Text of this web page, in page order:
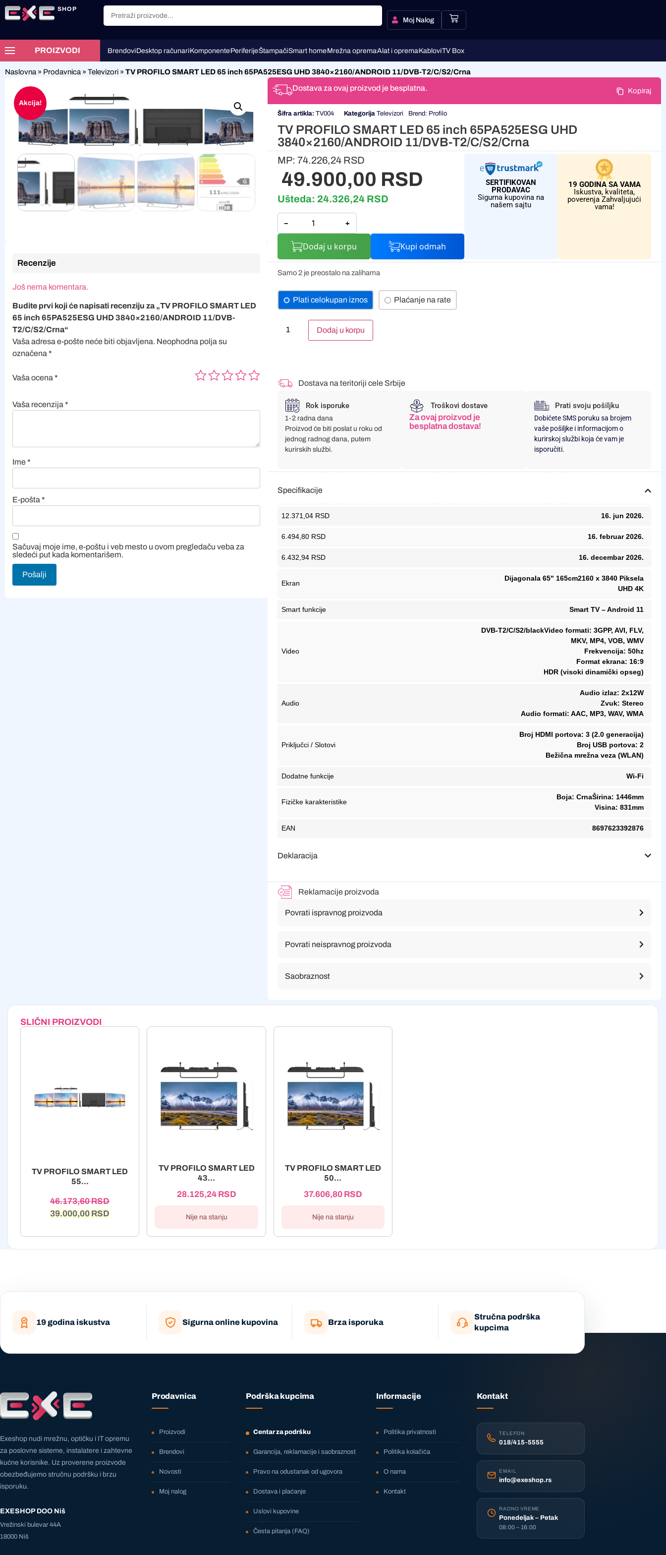
SHOP
Moj Nalog
PROIZVODI BrendoviDesktop računariKomponentePeriferijeŠtampačiSmart homeMrežna opremaAlat i opremaKabloviTV Box
Naslovna » Prodavnica » Televizori » TV PROFILO SMART LED 65 inch 65PA525ESG UHD 3840×2160/ANDROID 11/DVB-T2/C/S2/Crna
Akcija!
Recenzije
Još nema komentara.
Budite prvi koji će napisati recenziju za „TV PROFILO SMART LED
65 inch 65PA525ESG UHD 3840×2160/ANDROID 11/DVB-
T2/C/S2/Crna“
Vaša adresa e-pošte neće biti objavljena. Neophodna polja su
označena*
Vaša ocena *
Vaša recenzija *
Ime*
E-pošta *
Sačuvaj moje ime, e-poštu i veb mesto u ovom pregledaču veba za
sledeći put kada komentarišem.
Dostava za ovaj proizvod je besplatna. Kopiraj
Šifra artikla: TV004 Kategorija Televizori Brend: Profilo
TV PROFILO SMART LED 65 inch 65PA525ESG UHD
3840×2160/ANDROID 11/DVB-T2/C/S2/Crna
MP: 74.226,24 RSD
49.900,00 RSD
Ušteda: 24.326,24 RSD
− +
Dodaj u korpu Kupi odmah
SERTIFIKOVAN
PRODAVAC
Sigurna kupovina na
našem sajtu
19 GODINA SA VAMA
Iskustva, kvaliteta,
poverenja Zahvaljujući
vama!
Samo 2 je preostalo na zalihama
Plati celokupan iznos Plaćanje na rate
Dodaj u korpu
Dostava na teritoriji cele Srbije
Rok isporuke
1-2 radna dana
Proizvod će biti poslat u roku od
jednog radnog dana, putem
kurirskih službi.
Troškovi dostave
Za ovaj proizvod je
besplatna dostava!
Prati svoju pošiljku
Dobićete SMS poruku sa brojem
vaše pošiljke i informacijom o
kurirskoj službi koja će vam je
isporučiti.
Specifikacije
12.371,04 RSD 16. jun 2026.
6.494,80 RSD 16. februar 2026.
6.432,94 RSD 16. decembar 2026.
Ekran
Dijagonala 65" 165cm2160 x 3840 Piksela
UHD 4K
Smart funkcije Smart TV – Android 11
Video
DVB-T2/C/S2/blackVideo formati: 3GPP, AVI, FLV,
MKV, MP4, VOB, WMV
Frekvencija: 50hz
Format ekrana: 16:9
HDR (visoki dinamički opseg)
Audio
Audio izlaz: 2x12W
Zvuk: Stereo
Audio formati: AAC, MP3, WAV, WMA
Priključci / Slotovi
Broj HDMI portova: 3 (2.0 generacija)
Broj USB portova: 2
Bežična mrežna veza (WLAN)
Dodatne funkcije Wi-Fi
Fizičke karakteristike
Boja: CrnaŠirina: 1446mm
Visina: 831mm
EAN 8697623392876
Deklaracija
Reklamacije proizvoda
Povrati ispravnog proizvoda
Povrati neispravnog proizvoda
Saobraznost
SLIČNI PROIZVODI
TV PROFILO SMART LED
55...
46.173,60RSD
39.000,00 RSD
TV PROFILO SMART LED
43...
28.125,24 RSD
Nije na stanju
TV PROFILO SMART LED
50...
37.606,80 RSD
Nije na stanju
19 godina iskustva Sigurna online kupovina Brza isporuka
Stručna podrška
kupcima
Exeshop nudi mrežnu, optičku i IT opremu
za poslovne sisteme, instalatere i zahtevne
kućne korisnike. Uz proverene proizvode
obezbeđujemo stručnu podršku i brzu
isporuku.
EXESHOP DOO Niš
Vrežinski bulevar 44A
18000 Niš
Prodavnica
Proizvodi
Brendovi
Novosti
Moj nalog
Podrška kupcima
Centar za podršku
Garancija, reklamacije i saobraznost
Pravo na odustanak od ugovora
Dostava i plaćanje
Uslovi kupovine
Česta pitanja (FAQ)
Informacije
Politika privatnosti
Politika kolačića
O nama
Kontakt
Kontakt
TELEFON
018/415-5555
EMAIL
info@exeshop.rs
RADNO VREME
Ponedeljak – Petak
08:00 – 16:00